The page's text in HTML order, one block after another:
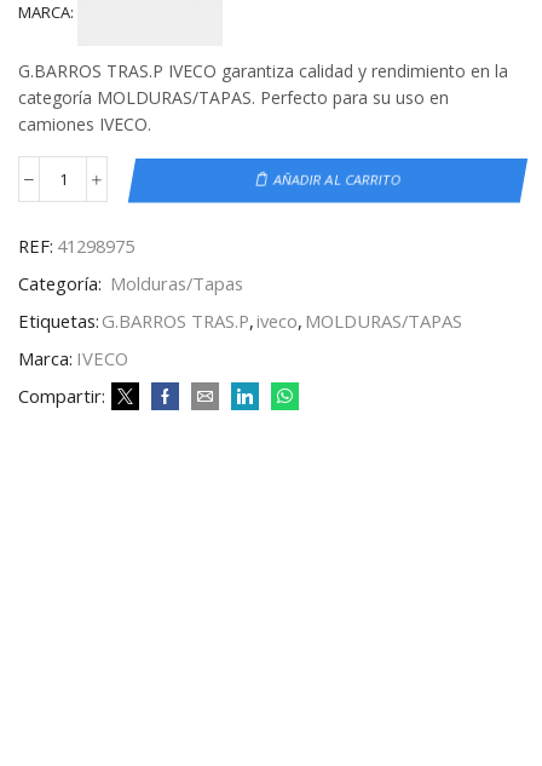
MARCA:
G.BARROS TRAS.P IVECO garantiza calidad y rendimiento en la
categoría MOLDURAS/TAPAS. Perfecto para su uso en
camiones IVECO.
AÑADIR AL CARRITO
REF: 41298975
Categoría: Molduras/Tapas
Etiquetas: G.BARROS TRAS.P,iveco, MOLDURAS/TAPAS
Marca: IVECO
Compartir: